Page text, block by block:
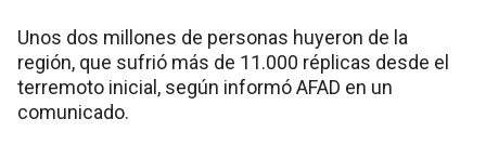
Unos dos millones de personas huyeron de la
región, que sufrió más de 11.000 réplicas desde el
terremoto inicial, según informó AFAD en un
comunicado.